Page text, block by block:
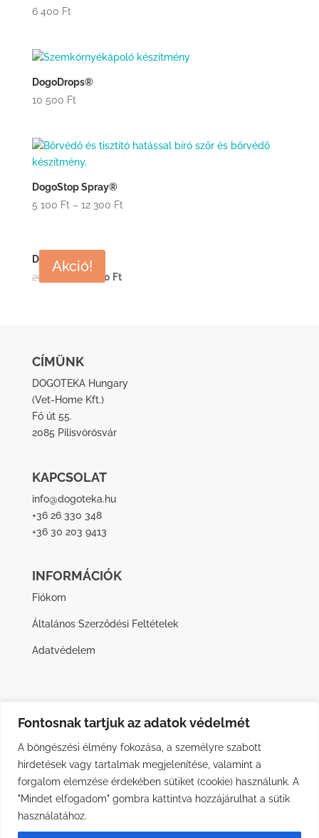
Fontosnak tartjuk az adatok védelmét
A böngészési élmény fokozása, a személyre szabott
hirdetések vagy tartalmak megjelenítése, valamint a
forgalom elemzése érdekében sütiket (cookie) használunk. A
"Mindet elfogadom" gombra kattintva hozzájárulhat a sütik
használatához.
6 400 Ft
DogoDrops®
10 500 Ft
DogoStop Spray®
5 100 Ft – 12 300 Ft
Akció!
Derma Box
29 700
Original
26 730 FtCurrent
CÍMÜNK
DOGOTEKA Hungary
(Vet-Home Kft.)
Fő út 55.
2085 Pilisvörösvár
KAPCSOLAT
info@dogoteka.hu
+36 26 330 348
+36 30 203 9413
INFORMÁCIÓK
Fiókom
Általános Szerződési Feltételek
Adatvédelem